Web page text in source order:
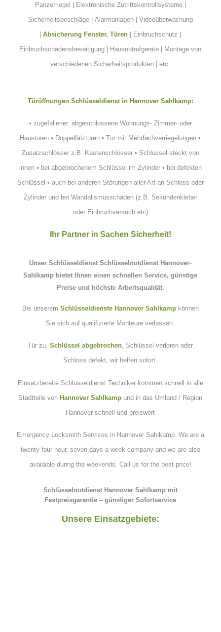
Panzerriegel | Elektronische Zutrittskontrollsysteme |
Sicherheitsbeschläge | Alarmanlagen
| Videoüberwachung
|Absicherung Fenster, Türen Einbruchschutz
Einbruchschädensbeseitigung | Hausnotrufgeräte | Montage von
verschiedenen Sicherheitsprodukten | etc.
Türöffnungen Schlüsseldienst in Hannover Sahlkamp:
• zugefallener, abgeschlossene Wohnungs- Zimmer- oder
Haustüren• Doppelfalztüren•Tür mit Mehrfachverriegelungen•
Zusatzschlösser z.B. Kastenschlösser • Schlüssel steckt von
innen • bei abgebrochenem Schlüssel im Zylinder • bei defekten
Schlüssel • auch bei anderen Störungen aller Art an Schloss oder
Zylinder und bei Wandalismusschäden (z.B. Sekundenkleber
oder Einbruchversuch etc)
Ihr Partner in Sachen Sicherheit!
UnserSchlüsseldienst Schlüsselnotdienst Hannover-
Sahlkamp bietet Ihnen einen schnellen Service, günstige
Preise und höchste Arbeitsqualität.
Bei unserem Schlüsseldienste Hannover Sahlkampkönnen
Sie sich auf qualifizierte Monteure verlassen.
Tür zu,Schlüssel abgebrochen, Schlüssel verloren oder
Schloss defekt, wir helfen sofort.
Einsatzbereite Schlüsseldienst Techniker kommen schnell in alle
Stadtteile vonHannover Sahlkamp und in das Umland / Region
Hannover schnell und preiswert
Emergency Locksmith Services in Hannover Sahlkamp. We are a
twenty-four hour, seven days a week company and we are also
available during the weekends. Call us for the best price!
Schlüsselnotdienst Hannover Sahlkamp mit
Festpreisgarantie – günstiger Sofortservice
Unsere Einsatzgebiete: